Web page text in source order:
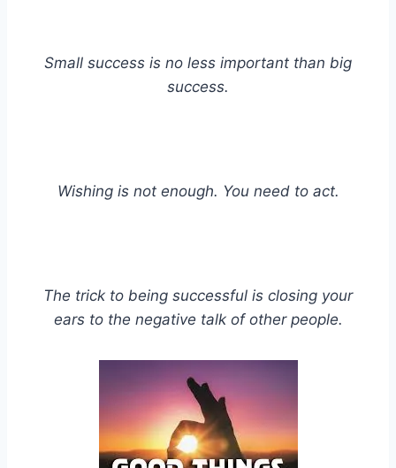
Small success is no less important than big
success.
Wishing is not enough. You need to act.
The trick to being successful is closing your
ears to the negative talk of other people.